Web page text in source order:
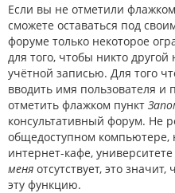
Если вы не отметили
сможете оставаться под
форуме только некоторое
для того, чтобы никто
учётной записью. Для того
вводить имя пользователя
отметить флажком пункт
консультативный форум. Не
общедоступном компьютере,
интернет-кафе,
меня отсутствует, это
эту функцию.